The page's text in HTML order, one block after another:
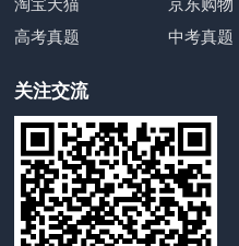
淘宝天猫
京东购物
高考真题
中考真题
关注交流